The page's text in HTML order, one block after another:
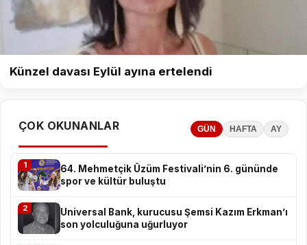
Künzel davası Eylül ayına ertelendi
ÇOK OKUNANLAR GÜN HAFTA AY
1
64. Mehmetçik Üzüm Festivali’nin 6. gününde
spor ve kültür buluştu
2
Universal Bank, kurucusu Şemsi Kazım Erkman’ı
son yolculuğuna uğurluyor